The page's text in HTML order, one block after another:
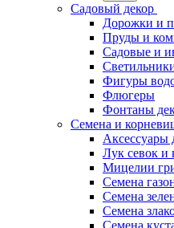
Садовый декор
Дорожки и
Пруды и
Садовые и
Фигуры
Флюгеры
Фонтаны
Семена и
Аксессуары
Лук севок и
Мицелии
Семена
Семена
Семена
Семена